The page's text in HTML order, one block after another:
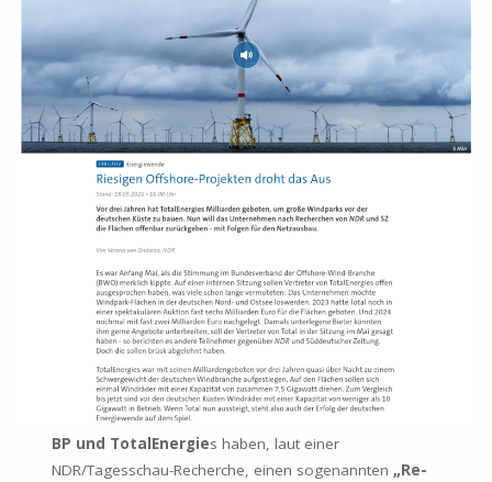
BP und TotalEnergies haben, laut einer
NDR/Tagesschau-Recherche, einen sogenannten „Re-